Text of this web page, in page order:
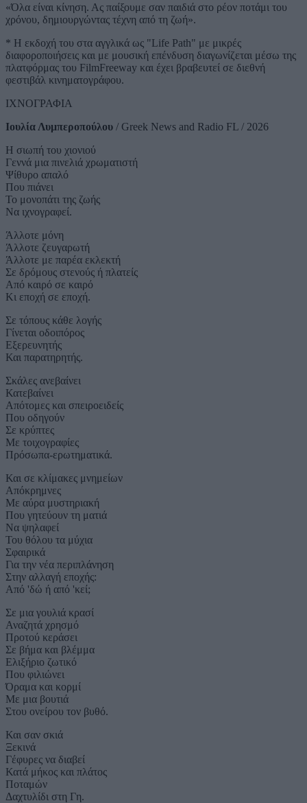
«Όλα είναι κίνηση. Ας παίξουμε σαν παιδιά στο ρέον ποτάμι του
χρόνου, δημιουργώντας τέχνη από τη ζωή».
* Η εκδοχή του στα αγγλικά ως "Life Path" με μικρές
διαφοροποιήσεις και με μουσική επένδυση διαγωνίζεται μέσω της
πλατφόρμας του FilmFreeway και έχει βραβευτεί σε διεθνή
φεστιβάλ κινηματογράφου.
ΙΧΝΟΓΡΑΦΙΑ
Ιουλία Λυμπεροπούλου / Greek News and Radio FL / 2026
Η σιωπή του χιονιού
Γεννά μια πινελιά χρωματιστή
Ψίθυρο απαλό
Που πιάνει
Το μονοπάτι της ζωής
Να ιχνογραφεί.
Άλλοτε μόνη
Άλλοτε ζευγαρωτή
Άλλοτε με παρέα εκλεκτή
Σε δρόμους στενούς ή πλατείς
Από καιρό σε καιρό
Κι εποχή σε εποχή.
Σε τόπους κάθε λογής
Γίνεται οδοιπόρος
Εξερευνητής
Και παρατηρητής.
Σκάλες ανεβαίνει
Κατεβαίνει
Απότομες και σπειροειδείς
Που οδηγούν
Σε κρύπτες
Με τοιχογραφίες
Πρόσωπα-ερωτηματικά.
Και σε κλίμακες μνημείων
Απόκρημνες
Με αύρα μυστηριακή
Που γητεύουν τη ματιά
Να ψηλαφεί
Του θόλου τα μύχια
Σφαιρικά
Για την νέα περιπλάνηση
Στην αλλαγή εποχής:
Από 'δώ ή από 'κεί;
Σε μια γουλιά κρασί
Αναζητά χρησμό
Προτού κεράσει
Σε βήμα και βλέμμα
Ελιξήριο ζωτικό
Που φιλιώνει
Όραμα και κορμί
Με μια βουτιά
Στου ονείρου τον βυθό.
Και σαν σκιά
Ξεκινά
Γέφυρες να διαβεί
Κατά μήκος και πλάτος
Ποταμών
Δαχτυλίδι στη Γη.